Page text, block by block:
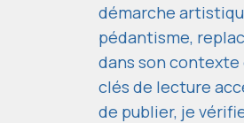
démarche
pédantisme,
dans son
clés de lecture
de publier, je